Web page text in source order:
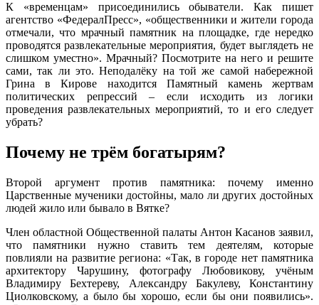
К «временцам» присоединились обыватели. Как пишет
агентство «ФедералПресс», «общественники и жители города
отмечали, что мрачный памятник на площадке, где нередко
проводятся развлекательные мероприятия, будет выглядеть не
слишком уместно». Мрачный? Посмотрите на него и решите
сами, так ли это. Неподалёку на той же самой набережной
Грина в Кирове находится Памятный камень жертвам
политических репрессий – если исходить из логики
проведения развлекательных мероприятий, то и его следует
убрать?
Почему не трём богатырям?
Второй аргумент против памятника: почему именно
Царственные мученики достойны, мало ли других достойных
людей жило или бывало в Вятке?
Член областной Общественной палаты Антон Касанов заявил,
что памятники нужно ставить тем деятелям, которые
повлияли на развитие региона: «Так, в городе нет памятника
архитектору Чарушину, фотографу Любовикову, учёным
Владимиру Бехтереву, Александру Бакулеву, Константину
Циолковскому, а было бы хорошо, если бы они появились».